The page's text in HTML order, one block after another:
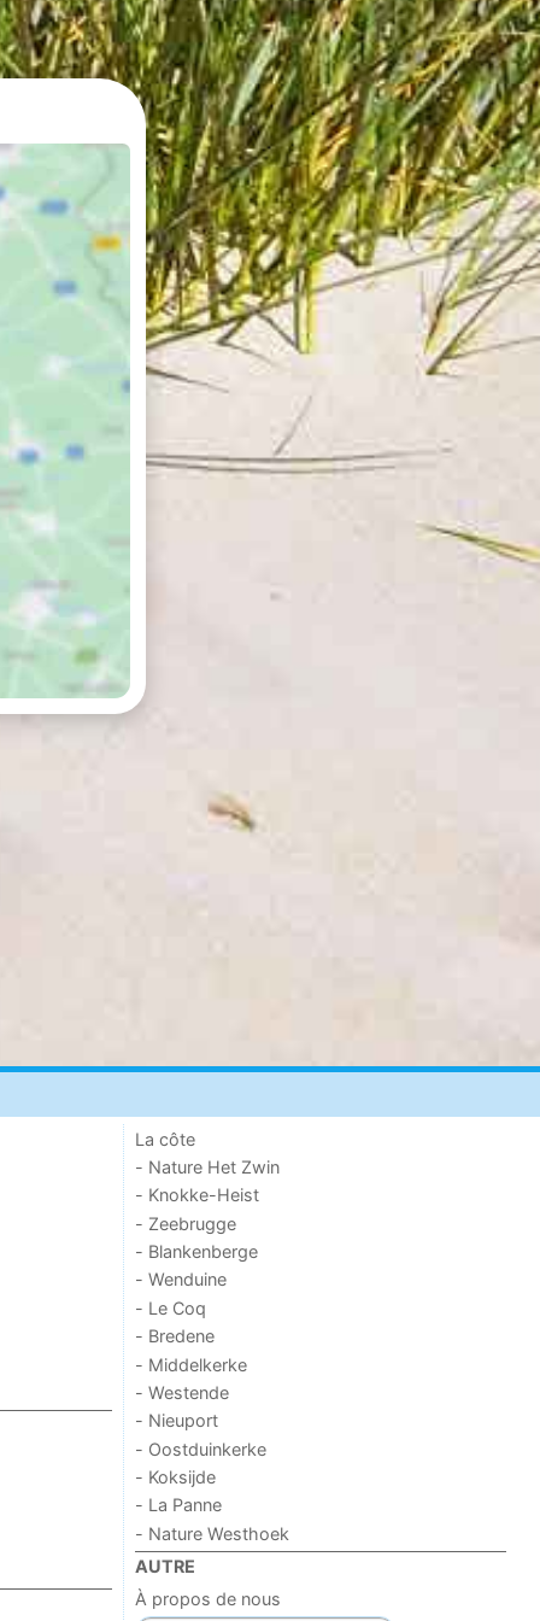
La côte
- Nature Het Zwin
- Knokke-Heist
- Zeebrugge
- Blankenberge
- Wenduine
- Le Coq
- Bredene
- Middelkerke
- Westende
- Nieuport
- Oostduinkerke
- Koksijde
- La Panne
- Nature Westhoek
AUTRE
À propos de nous